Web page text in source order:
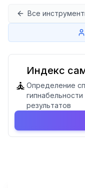
Все
🧘
Индекс
Определение
результатов